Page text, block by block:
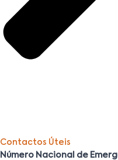
Contactos Úteis
Número Nacional de